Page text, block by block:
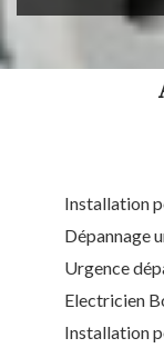
Installation
Dépannage
Urgence
Electricien
Installation